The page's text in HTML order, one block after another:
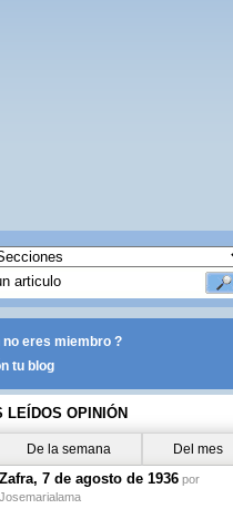
no eres miembro ?
tu blog
LEÍDOS OPINIÓN
De la semana Del mes
Zafra, 7 de agosto de 1936 por
Josemarialama